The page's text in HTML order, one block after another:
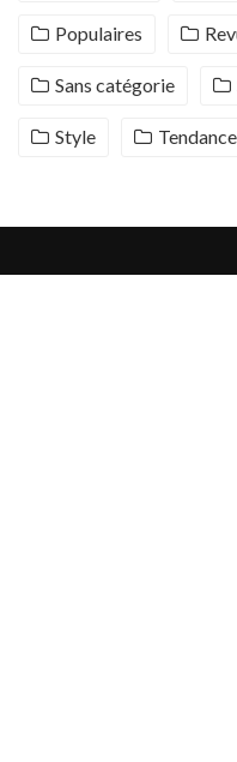
Populaires
Sans catégorie
Style